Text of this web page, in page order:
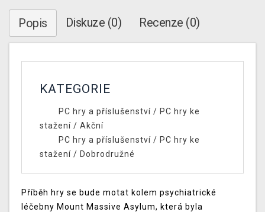
Popis Diskuze (0) Recenze (0)
KATEGORIE
PC hry a příslušenství/ PC hry ke
stažení / Akční
PC hry a příslušenství/ PC hry ke
stažení / Dobrodružné
Příběh hry se bude motat kolem psychiatrické
léčebny Mount Massive Asylum, která byla